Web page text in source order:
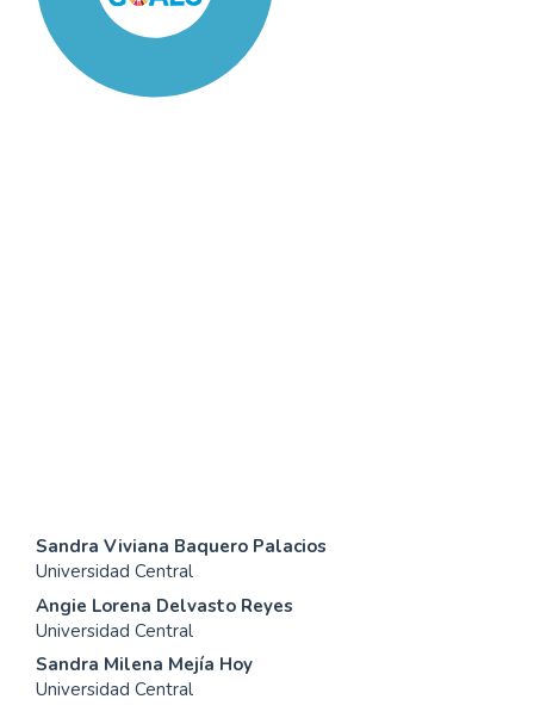
Contenido
principal
del
artículo
Sandra Viviana Baquero Palacios
Universidad Central
Angie Lorena Delvasto Reyes
Universidad Central
Sandra Milena Mejía Hoy
Universidad Central